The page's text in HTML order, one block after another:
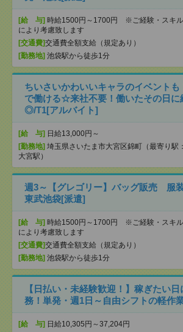
[給 与] 時給1500円～1700円 ※ご経験・スキル
により考慮致します
[交通費]交通費全額支給（規定あり）
[勤務地] 池袋駅から徒歩1分
ちいさいかわいいキャラのイベントも
で働ける☆来社不要！働いたその日に
◎/T1[アルバイト]
[給 与] 日給13,000円～
[勤務地] 埼玉県さいたま市大宮区錦町（最寄り駅：
大宮駅）
週3～【グレゴリー】バッグ販売 服
東武池袋[派遣]
[給 与] 時給1500円～1700円 ※ご経験・スキル
により考慮致します
[交通費]交通費全額支給（規定あり）
[勤務地] 池袋駅から徒歩1分
【日払い・未経験歓迎！】稼ぎたい
務！単発・週1日～自由シフトの軽作
[給 与] 日給10,305円～37,204円